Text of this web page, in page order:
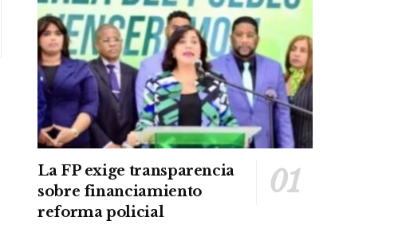
La FP exige transparencia
sobre financiamiento
reforma policial